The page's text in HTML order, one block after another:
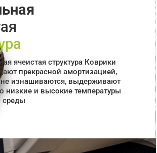
ячеистая структура Коврики
прекрасной амортизацией,
не изнашиваются, выдерживают
низкие и высокие температуры